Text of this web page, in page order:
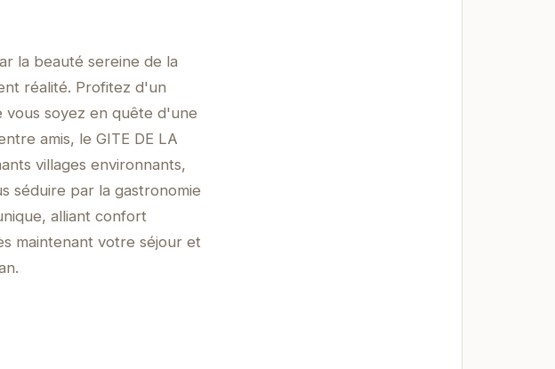
la beauté sereine de la
réalité. Profitez d'un
vous soyez en quête d'une
amis, le GITE DE LA
villages environnants,
séduire par la gastronomie
alliant confort
maintenant votre séjour et